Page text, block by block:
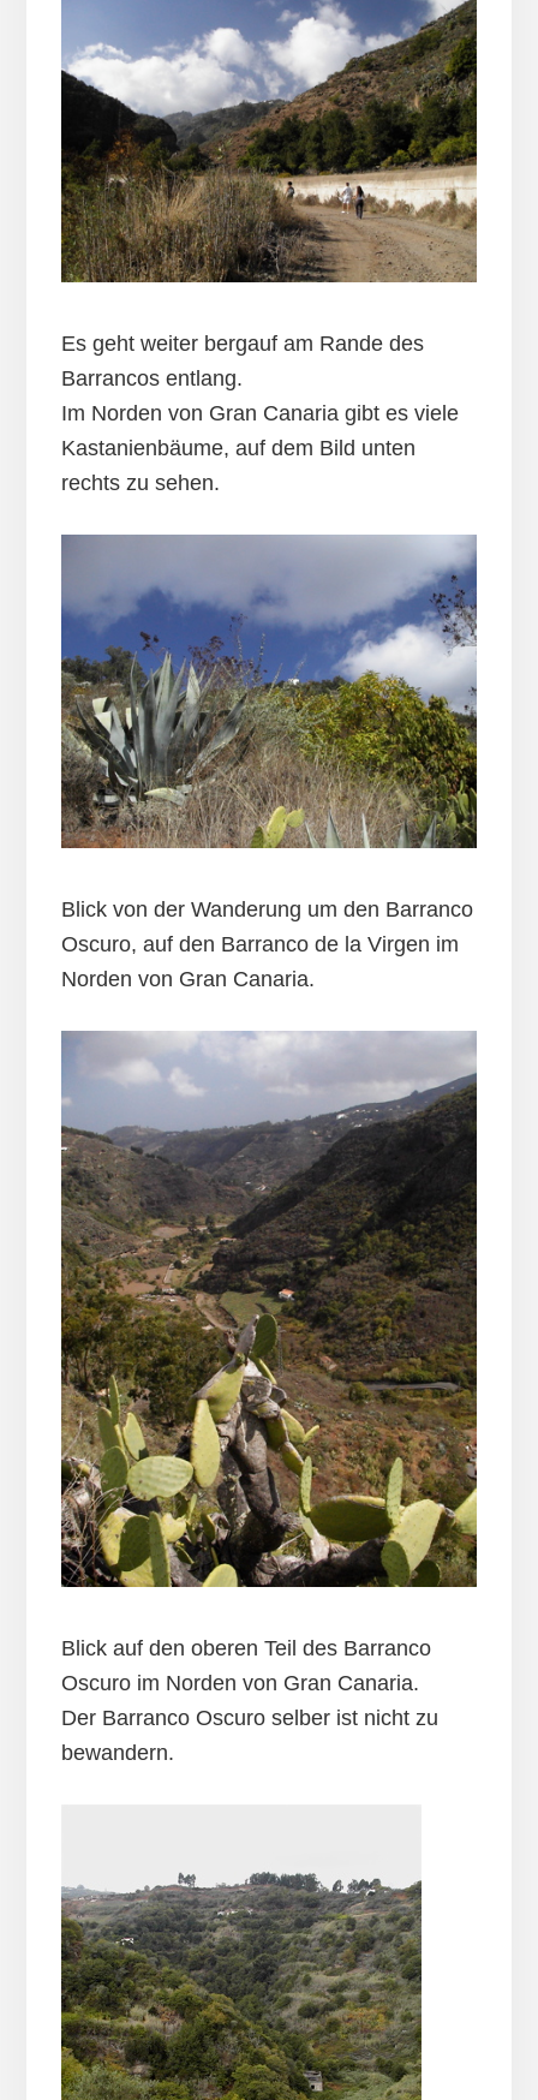
Es geht weiter bergauf am Rande des
Barrancos entlang.
Im Norden von Gran Canaria gibt es viele
Kastanienbäume, auf dem Bild unten
rechts zu sehen.
Blick von der Wanderung um den Barranco
Oscuro, auf den Barranco de la Virgen im
Norden von Gran Canaria.
Blick auf den oberen Teil des Barranco
Oscuro im Norden von Gran Canaria.
Der Barranco Oscuro selber ist nicht zu
bewandern.